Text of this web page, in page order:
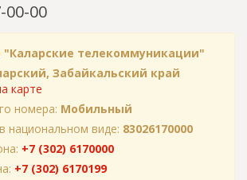
00-00
телекоммуникации"
Забайкальский край
карте
номера: Мобильный
национальном виде: 83026170000
+7 (302) 6170000
+7 (302) 6170199